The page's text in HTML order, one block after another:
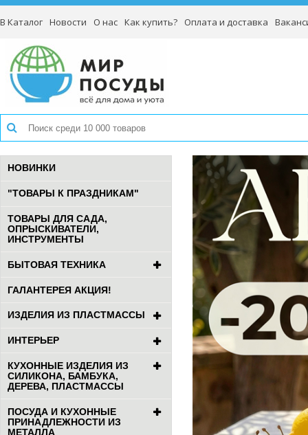
В Каталог Новости О нас Как купить? Оплата и доставка
НОВИНКИ
"ТОВАРЫ К ПРАЗДНИКАМ"
ТОВАРЫ ДЛЯ САДА,
ОПРЫСКИВАТЕЛИ,
ИНСТРУМЕНТЫ
БЫТОВАЯ ТЕХНИКА
ГАЛАНТЕРЕЯ АКЦИЯ!
ИЗДЕЛИЯ ИЗ ПЛАСТМАССЫ
ИНТЕРЬЕР
КУХОННЫЕ ИЗДЕЛИЯ ИЗ
СИЛИКОНА, БАМБУКА,
ДЕРЕВА, ПЛАСТМАССЫ
ПОСУДА И КУХОННЫЕ
ПРИНАДЛЕЖНОСТИ ИЗ
МЕТАЛЛА